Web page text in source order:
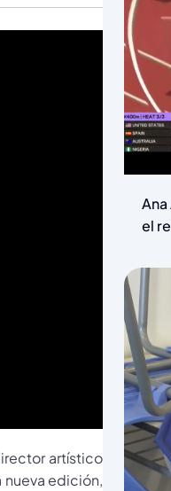
artístico
nueva edición,
Ana
el